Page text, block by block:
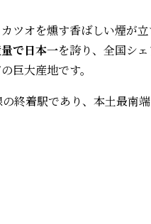
ツオを燻す香ばしい煙が立
で日本一を誇り、全国シ
巨大産地です。
終着駅であり、本土最南